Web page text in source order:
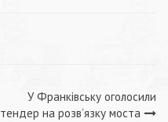
У Франківську оголосили
тендер на розв’язку моста